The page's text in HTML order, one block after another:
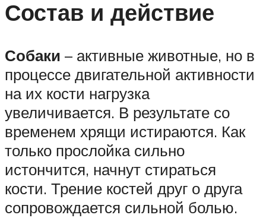
Состав и действие
Собаки – активные животные, но в
процессе двигательной активности
на их кости нагрузка
увеличивается. В результате со
временем хрящи истираются. Как
только прослойка сильно
истончится, начнут стираться
кости. Трение костей друг о друга
сопровождается сильной болью.